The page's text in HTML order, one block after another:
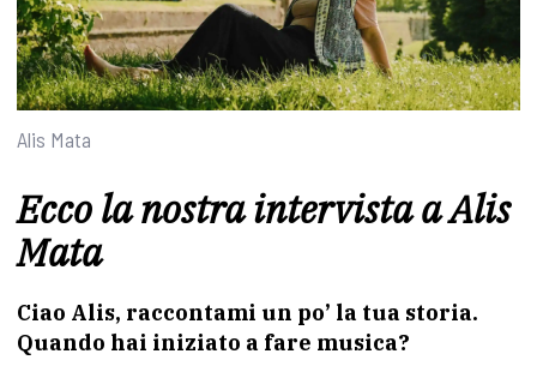
Alis Mata
Ecco la nostra intervista a Alis
Mata
Ciao Alis, raccontami un po’ la tua storia.
Quando hai iniziato a fare musica?